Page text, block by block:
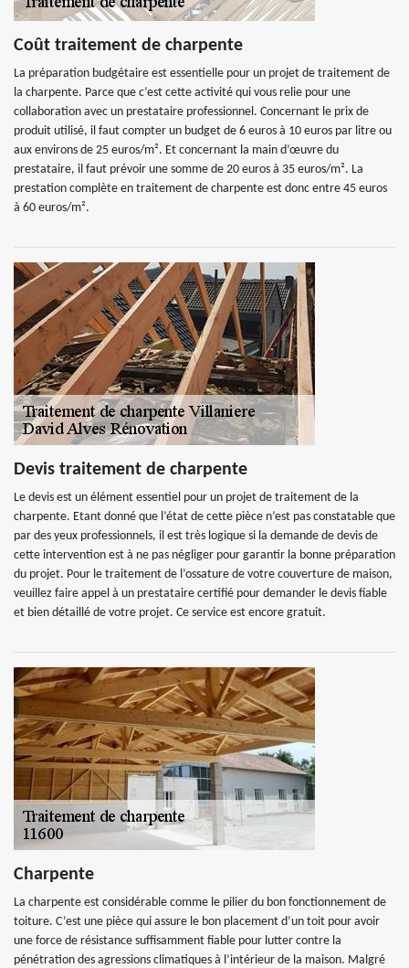
Coût traitement de charpente
La préparation budgétaire est essentielle pour un projet de traitement de
la charpente. Parce que c’est cette activité qui vous relie pour une
collaboration avec un prestataire professionnel. Concernant le prix de
produit utilisé, il faut compter un budget de 6 euros à 10 euros par litre ou
aux environs de 25 euros/m². Et concernant la main d’œuvre du
prestataire, il faut prévoir une somme de 20 euros à 35 euros/m². La
prestation complète en traitement de charpente est donc entre 45 euros
à 60 euros/m².
Devis traitement de charpente
Le devis est un élément essentiel pour un projet de traitement de la
charpente. Etant donné que l’état de cette pièce n’est pas constatable que
par des yeux professionnels, il est très logique si la demande de devis de
cette intervention est à ne pas négliger pour garantir la bonne préparation
du projet. Pour le traitement de l’ossature de votre couverture de maison,
veuillez faire appel à un prestataire certifié pour demander le devis fiable
et bien détaillé de votre projet. Ce service est encore gratuit.
Charpente
La charpente est considérable comme le pilier du bon fonctionnement de
toiture. C’est une pièce qui assure le bon placement d’un toit pour avoir
une force de résistance suffisamment fiable pour lutter contre la
pénétration des agressions climatiques à l’intérieur de la maison. Malgré